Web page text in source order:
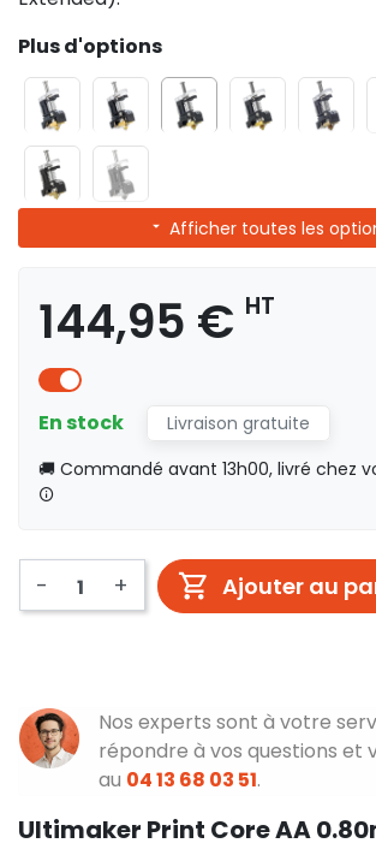
Plus d'options
Afficher toutes les
144,95 € HT
En stock
Livraison gratuite
🚚 Commandé avant 13h00, livré chez
- + Ajouter au
Nos experts sont à votre
répondre à vos questions et
au 04 13 68 03 51.
Ultimaker Print Core AA